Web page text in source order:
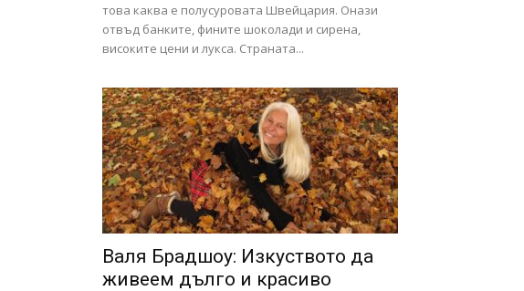
това каква е полусуровата Швейцария. Онази
отвъд банките, фините шоколади и сирена,
високите цени и лукса. Страната...
Валя Брадшоу: Изкуството да
живеем дълго и красиво